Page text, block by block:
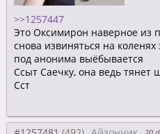
>>1257447
Это Оксимирон наверное из
снова извиняться на коленях
под анонима выёбывается
Ссыт Саечку, она ведь тянет
Сст